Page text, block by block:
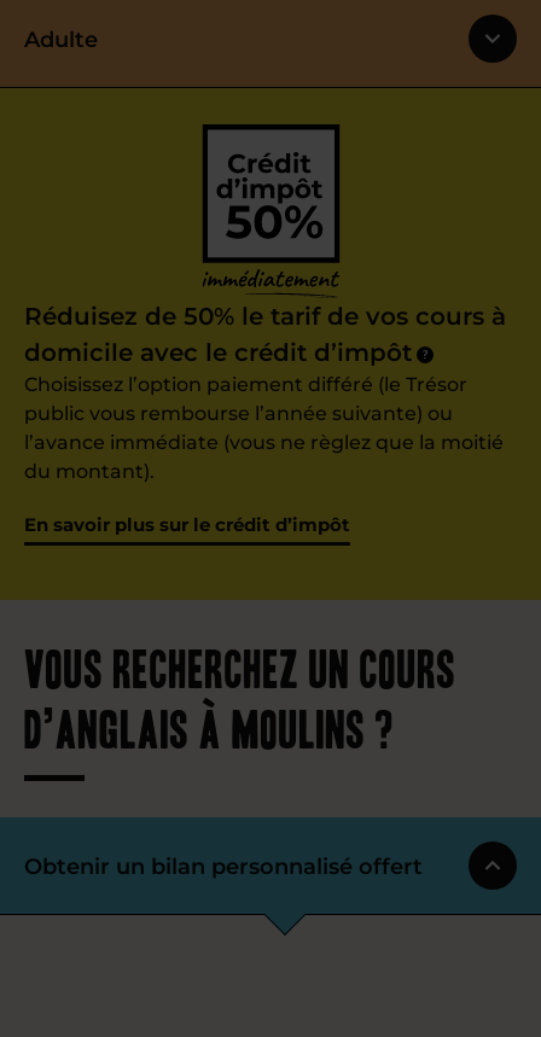
Adulte
Réduisez de 50% le tarif de vos cours à
domicile avec le crédit d’impôt
?
Choisissez l’option paiement différé (le Trésor
public vous rembourse l’année suivante) ou
l’avance immédiate (vous ne règlez que la moitié
du montant).
En savoir plus sur le crédit d’impôt
Vous recherchez un cours
d’anglais à Moulins ?
Obtenir un bilan personnalisé offert